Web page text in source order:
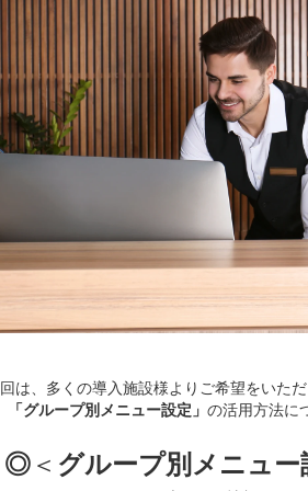
は、多くの導入施設様よりご希望をいた
「グループ別メニュー設定」 の活用方法に
◎ ＜ グループ別メニュー